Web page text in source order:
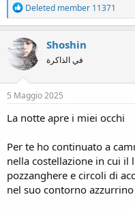
R
e
a
c
t
i
o
n
s
Deleted member 11371
Shoshin
في الذاكرة
5 Maggio 2025
La notte apre i miei occhi
Per te ho continuato a
nella costellazione in cui il
pozzanghere e circoli di
nel suo contorno azzurrino